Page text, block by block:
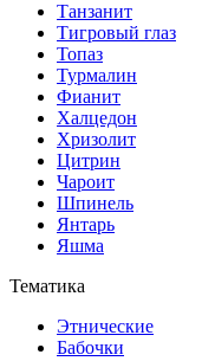
Танзанит
Тигровый глаз
Топаз
Турмалин
Фианит
Халцедон
Хризолит
Цитрин
Чароит
Шпинель
Янтарь
Яшма
Тематика
Этнические
Бабочки